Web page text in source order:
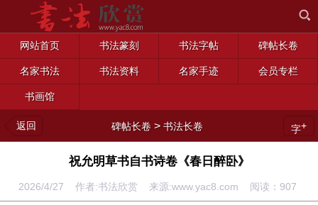
网站首页 书法篆刻 书法字帖 碑帖长卷
名家书法 书法资料 名家手迹 会员专栏
书画馆
返回 碑帖长卷 >书法长卷 字+
祝允明草书自书诗卷《春日醉卧》
2026/4/27 作者:书法欣赏 来源:www.yac8.com 阅读： 907